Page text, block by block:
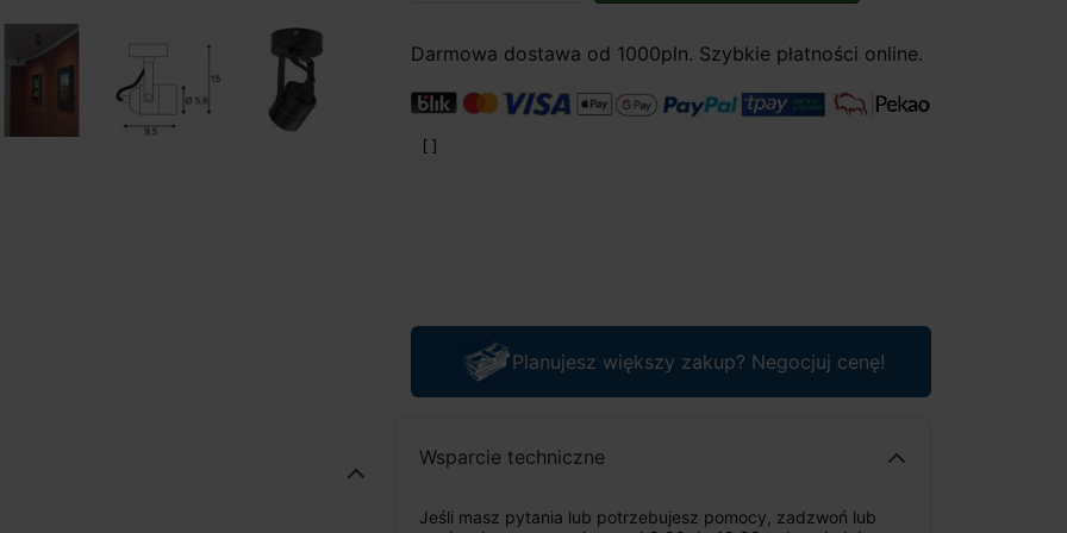
Darmowa dostawa od 1000pln. Szybkie płatności online.
Planujesz większy zakup? Negocjuj cenę!
Wsparcie techniczne
Jeśli masz pytania lub potrzebujesz pomocy, zadzwoń lub